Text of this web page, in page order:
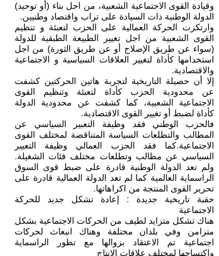
وقيادة القوى الاجتماعية الشعبية، من اجل بناء (أو توحيد)
الدولة الوطنية ذات السيادة على تراب واقتصاد وطنيين.
وارتكزت الحركة العمالية على الحزب لتعبئة و تنظيم
القوى الشعبية من اجل تغيير الطبيعة الطبقية للدولة
(سواء عن طريق الإصلاح أو عن طريق الثورة) من اجل
استخدامها كأداة لتغيير العلاقات السياسية و الاجتماعية
والاقتصادية.
إلا أن حصيلة التاريخية لتجربة هاتين الحركتين كشفت
عن محدودية الحزب كأداة لتعبئة وتنظيم القوى
الاجتماعية الشعبية، كما كشفت عن محدودية الدولة
كأداة لضبط أو تغيير القوى الاقتصادية.
فالحزب الوطني فقد وظيفة التعبير السياسي عن
المطالب والتطلعات السياسة المتناقضة لمختلف القوى
الاجتماعية.كما فقد الحزب العمالي وظيفة التعيير
السياسي عن مطالب وتطلعات مختلف فئات الشغيلة.
ولم تعد الدولة الوطنية قادرة على ضبط قوى السوق
الراسماية العالمية كما لم تعد الدولة العمالية قادرة على
تحرير القوى المنتجة من اكراهاتها.
حقبة تاريخية جديدة : إعادة تشكل جديد للحركة
الاجتماعية
هناك تشكل متزايد لطيف من الحركات الاجتماعية بشكل
متزامن وفي بلدان مختلفة وهناك انبعاث لحركات
اجتماعية تم الاعتقاد بزوالها مع تطور الراسماية
واكتساحها لمختلف علاقات الإنتاج